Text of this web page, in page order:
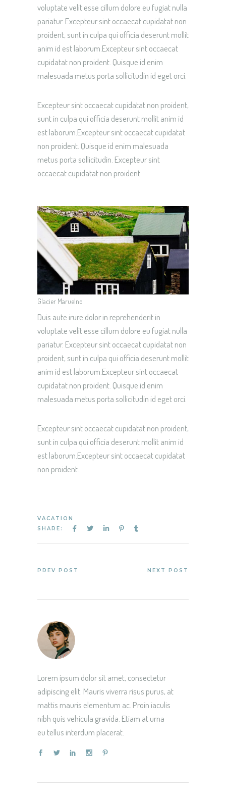
voluptate velit esse cillum dolore eu fugiat nulla
pariatur. Excepteur sint occaecat cupidatat non
proident, sunt in culpa qui officia deserunt mollit
anim id est laborum.Excepteur sint occaecat
cupidatat non proident. Quisque id enim
malesuada metus porta sollicitudin id eget orci.
Excepteur sint occaecat cupidatat non proident,
sunt in culpa qui officia deserunt mollit anim id
est laborum.Excepteur sint occaecat cupidatat
non proident. Quisque id enim malesuada
metus porta sollicitudin. Excepteur sint
occaecat cupidatat non proident.
Glacier Maruelno
Duis aute irure dolor in reprehenderit in
voluptate velit esse cillum dolore eu fugiat nulla
pariatur. Excepteur sint occaecat cupidatat non
proident, sunt in culpa qui officia deserunt mollit
anim id est laborum.Excepteur sint occaecat
cupidatat non proident. Quisque id enim
malesuada metus porta sollicitudin id eget orci.
Excepteur sint occaecat cupidatat non proident,
sunt in culpa qui officia deserunt mollit anim id
est laborum.Excepteur sint occaecat cupidatat
non proident.
VACATION
SHARE:
PREV POST NEXT POST
Lorem ipsum dolor sit amet, consectetur
adipiscing elit. Mauris viverra risus purus, at
mattis mauris elementum ac. Proin iaculis
nibh quis vehicula gravida. Etiam at urna
eu tellus interdum placerat.